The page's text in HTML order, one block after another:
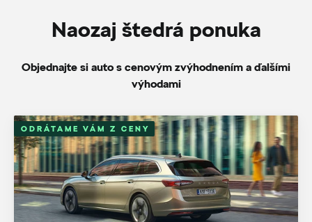
Naozaj štedrá ponuka
Objednajte si auto s cenovým zvýhodnením a ďalšími
výhodami
ODRÁTAME VÁM Z CENY